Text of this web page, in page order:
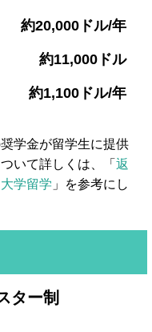
約20,000ドル/年
約11,000ドル
約1,100ドル/年
学金が留学生に提供
いて詳しくは、「返
学留学 」を参考にし
ター制